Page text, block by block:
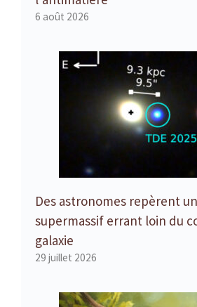
6 août 2026
Des astronomes repèrent
supermassif errant loin du
galaxie
29 juillet 2026